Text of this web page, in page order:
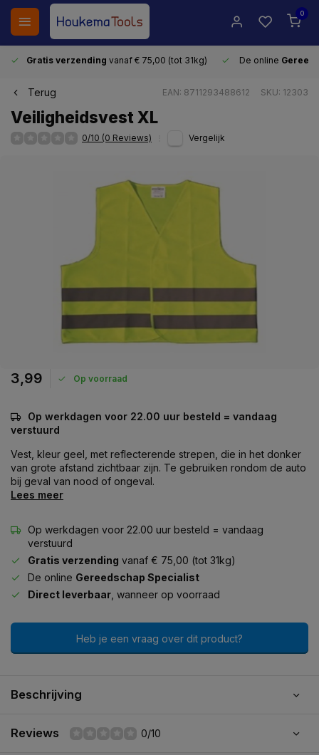
0
Gratis verzending vanaf € 75,00 (tot 31kg) De online
Terug EAN: 8711293488612 SKU: 12303
Veiligheidsvest XL
0/10 (0 Reviews) Vergelijk
3,99 Op voorraad
Op werkdagen voor 22.00 uur besteld = vandaag
verstuurd
Vest, kleur geel, met reflecterende strepen, die in het donker
van grote afstand zichtbaar zijn. Te gebruiken rondom de auto
bij geval van nood of ongeval.
Lees meer
Op werkdagen voor 22.00 uur besteld = vandaag
verstuurd
Gratis verzending vanaf € 75,00 (tot 31kg)
De online Gereedschap Specialist
Direct leverbaar , wanneer op voorraad
Heb je een vraag over dit product?
Beschrijving
Reviews 0/10